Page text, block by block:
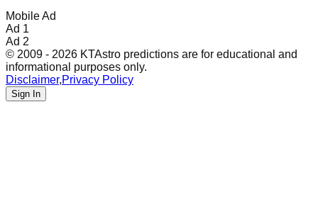
Mobile Ad
Ad 1
Ad 2
© 2009 - 2026 KTAstro predictions are for educational and
informational purposes only.
Disclaimer,Privacy Policy
Sign In